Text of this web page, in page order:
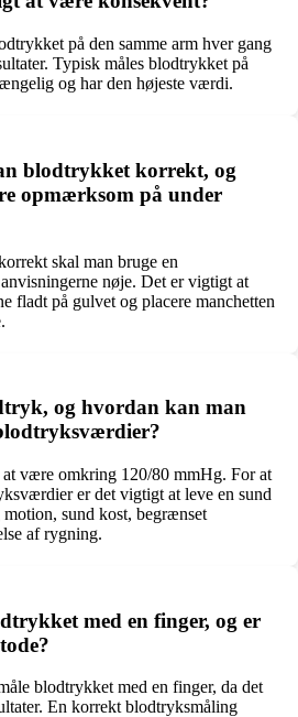
på den samme arm hver gang
Typisk måles blodtrykket på
og har den højeste værdi.
blodtrykket korrekt, og
opmærksom på under
skal man bruge en
nøje. Det er vigtigt at
fladt på gulvet og placere manchetten
og hvordan kan man
være omkring 120/80 mmHg. For at
er det vigtigt at leve en sund
sund kost, begrænset
af rygning.
med en finger, og er
blodtrykket med en finger, da det
En korrekt blodtryksmåling